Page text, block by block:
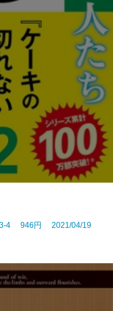
4 946円 2021/04/19